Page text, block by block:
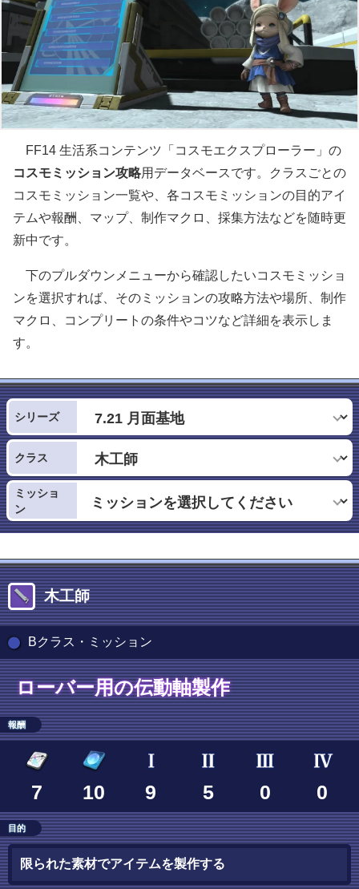
FF14 生活系コンテンツ「コスモエクスプローラー」の
コスモミッション攻略用データベースです。クラスごとの
コスモミッション一覧や、各コスモミッションの目的アイ
テムや報酬、マップ、制作マクロ、採集方法などを随時更
新中です。
下のプルダウンメニューから確認したいコスモミッショ
ンを選択すれば、そのミッションの攻略方法や場所、制作
マクロ、コンプリートの条件やコツなど詳細を表示しま
す。
シリーズ
クラス
ミッショ
ン
木工師
Bクラス・ミッション
ローバー用の伝動軸製作
報酬
7 10 9 5 0 0
目的
限られた素材でアイテムを製作する